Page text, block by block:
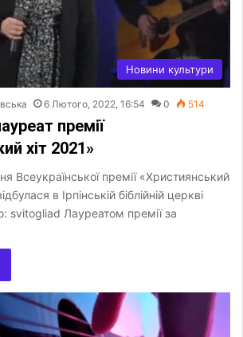
Новини культури
6 Лютого, 2022, 16:54 0 514
премії
хіт 2021»
Всеукраїнської премії «Християнський
в Ірпінській біблійній церкві
svitogliad Лауреатом премії за